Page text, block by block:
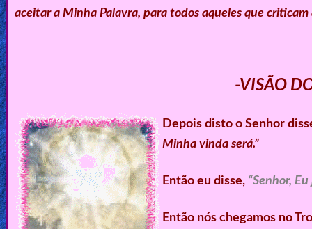
aceitar a Minha Palavra, para todos aqueles que criticam
-VISÃO
Depois disto o Senhor
Minha vinda será.”
Então eu disse, “Senhor,
Então nós chegamos no